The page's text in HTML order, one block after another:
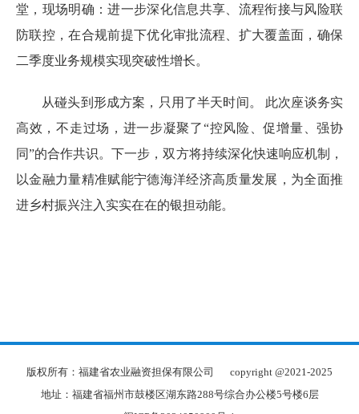
堂，现场明确：进一步深化信息共享、流程衔接与风险联
防联控，在合规前提下优化审批流程、扩大覆盖面，确保
二季度业务规模实现突破性增长。
从碰头到形成方案，只用了半天时间。 此次座谈务实
高效，不走过场，进一步凝聚了“控风险、促增量、强协
同”的合作共识。下一步，双方将持续深化快速响应机制，
以金融力量精准赋能宁德海洋经济高质量发展，为全面推
进乡村振兴注入实实在在的银担动能。
版权所有：福建省农业融资担保有限公司
copyright @2021-2025
地址：福建省福州市鼓楼区湖东路288号综合办公楼5号楼6层